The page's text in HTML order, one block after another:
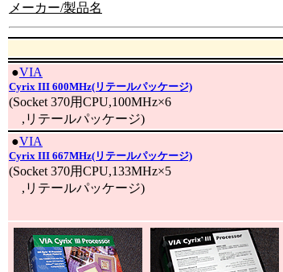
メーカー/製品名
●VIA
Cyrix III 600MHz(リテールパッケージ)
(Socket 370用CPU,100MHz×6
,リテールパッケージ)
●VIA
Cyrix III 667MHz(リテールパッケージ)
(Socket 370用CPU,133MHz×5
,リテールパッケージ)